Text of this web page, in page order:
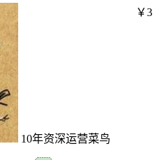
10年资深运营菜鸟
￥3